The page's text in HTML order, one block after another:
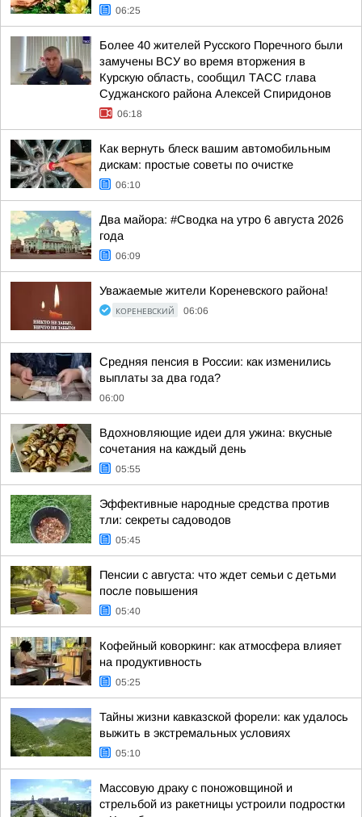
06:25
Более 40 жителей Русского Поречного были
замучены ВСУ во время вторжения в
Курскую область, сообщил ТАСС глава
Суджанского района Алексей Спиридонов
06:18
Как вернуть блеск вашим автомобильным
дискам: простые советы по очистке
06:10
Два майора: #Сводка на утро 6 августа 2026
года
06:09
Уважаемые жители Кореневского района!
КОРЕНЕВСКИЙ 06:06
Средняя пенсия в России: как изменились
выплаты за два года?
06:00
Вдохновляющие идеи для ужина: вкусные
сочетания на каждый день
05:55
Эффективные народные средства против
тли: секреты садоводов
05:45
Пенсии с августа: что ждет семьи с детьми
после повышения
05:40
Кофейный коворкинг: как атмосфера влияет
на продуктивность
05:25
Тайны жизни кавказской форели: как удалось
выжить в экстремальных условиях
05:10
Массовую драку с поножовщиной и
стрельбой из ракетницы устроили подростки